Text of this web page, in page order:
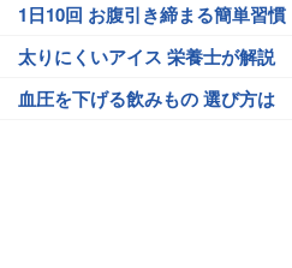
1日10回 お腹引き締まる簡単習慣
太りにくいアイス 栄養士が解説
血圧を下げる飲みもの 選び方は